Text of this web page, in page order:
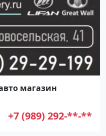
магазин
+7 (989) 292-**-**